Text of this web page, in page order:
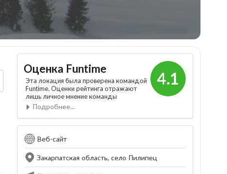
4.1
Оценка Funtime
Эта локация была проверена командой
Funtime. Оценки рейтинга отражают
лишь личное мнение команды
Подробнее...
Веб-сайт
Закарпатская область, село Пилипец